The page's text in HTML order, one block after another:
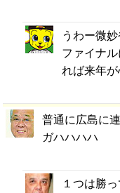
うわー微妙
ファイナ
れば来年が
普通に広島に
ガハハハハ
１つは勝